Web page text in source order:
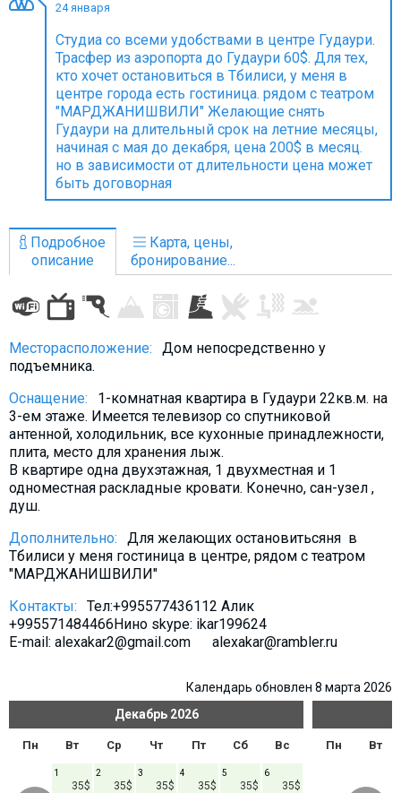
24 января
Студиа со всеми удобствами в центре Гудаури.
Трасфер из аэропорта до Гудаури 60$. Для тех,
кто хочет остановиться в Тбилиси, у меня в
центре города есть гостиница. рядом с театром
"МАРДЖАНИШВИЛИ" Желающие снять
Гудаури на длительный срок на летние месяцы,
начиная с мая до декабря, цена 200$ в месяц.
но в зависимости от длительности цена может
быть договорная
Подробное
описание
Карта, цены,
бронирование...
Месторасположение:
Дом непосредственно у
подъемника.
Оснащение:
1-комнатная квартира в Гудаури 22кв.м. на
3-ем этаже. Имеется телевизор со спутниковой
антенной, холодильник, все кухонные принадлежности,
плита, место для хранения лыж.
В квартире одна двухэтажная, 1 двухместная и 1
одноместная раскладные кровати. Конечно, сан-узел ,
душ.
Дополнительно:
Для желающих остановитьсяня в
Тбилиси у меня гостиница в центре, рядом с театром
"МАРДЖАНИШВИЛИ"
Контакты:
Тел:+995577436112 Алик
+995571484466Нино skype: ikar199624
E-mail: alexakar2@gmail.com alexakar@rambler.ru
Календарь обновлен 8 марта 2026
Декабрь 2026
Пн Вт Ср Чт Пт Сб Вс
35$
1
35$
2
35$
3
35$
4
35$
5
35$
6
Пн Вт
ПРОЖИВАНИЕ
Квартиры
Коттеджи
Отели
% Горячие предложения
Долгосрочная аренда
Казбеги
Другое
ГРУЗИЯ
О Грузии
Что пить?
Деньги
Мобильная связь
Галерея
Безопасность